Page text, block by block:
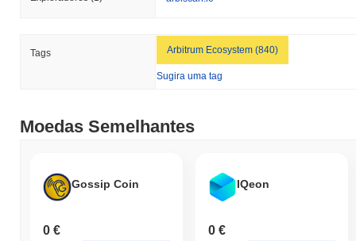
Tags Arbitrum Ecosystem (840)
Sugira uma tag
Moedas Semelhantes
Gossip Coin
0 €
IQeon
0 €